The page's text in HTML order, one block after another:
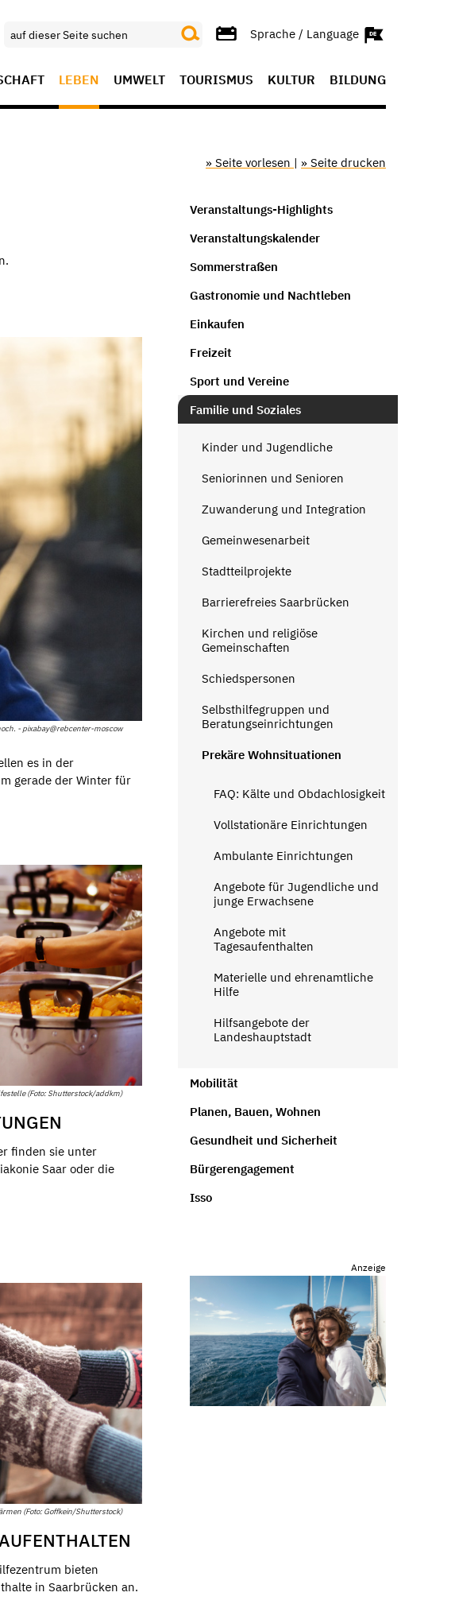
Sprache / Language
LEBEN UMWELT TOURISMUS KULTUR BILDUNG
» Seite vorlesen | » Seite drucken
- pixabay@rebcenter-moscow
es in der
gerade der Winter für
(Foto: Shutterstock/addkm)
finden sie unter
Saar oder die
(Foto: Goffkein/Shutterstock)
bieten
in Saarbrücken an.
Veranstaltungs-Highlights
Veranstaltungskalender
Sommerstraßen
Gastronomie und Nachtleben
Einkaufen
Freizeit
Sport und Vereine
Familie und Soziales
Kinder und Jugendliche
Seniorinnen und Senioren
Zuwanderung und Integration
Gemeinwesenarbeit
Stadtteilprojekte
Barrierefreies Saarbrücken
Kirchen und religiöse
Gemeinschaften
Schiedspersonen
Selbsthilfegruppen und
Beratungseinrichtungen
Prekäre Wohnsituationen
FAQ: Kälte und Obdachlosigkeit
Vollstationäre Einrichtungen
Ambulante Einrichtungen
Angebote für Jugendliche und
junge Erwachsene
Angebote mit
Tagesaufenthalten
Materielle und ehrenamtliche
Hilfe
Hilfsangebote der
Landeshauptstadt
Mobilität
Planen, Bauen, Wohnen
Gesundheit und Sicherheit
Bürgerengagement
Isso
Anzeige